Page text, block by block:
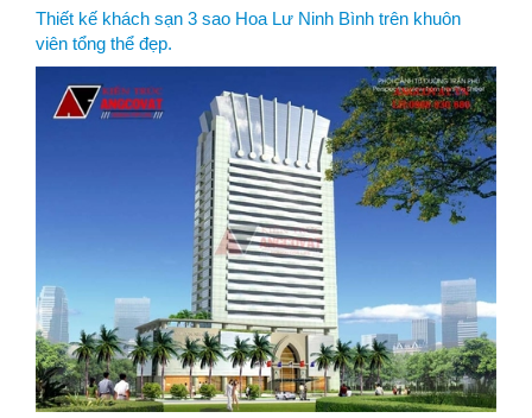
Thiết kế khách sạn 3 sao Hoa Lư Ninh Bình trên khuôn
viên tổng thể đẹp.